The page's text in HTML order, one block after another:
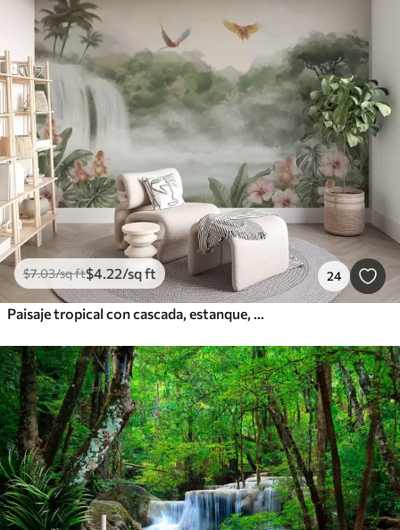
$7.03/sq ft$4.22/sq ft 24
Paisaje tropical con cascada, estanque, flores y pájaros